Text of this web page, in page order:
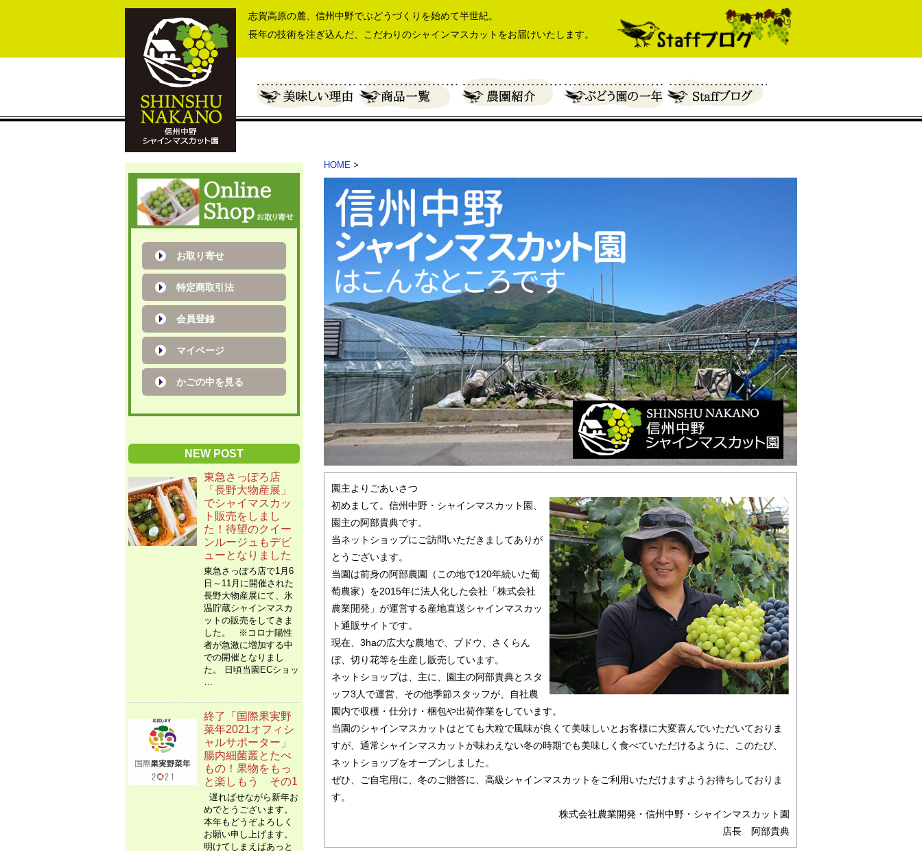
志賀高原の麓、信州中野でぶどうづくりを始めて半世紀。
長年の技術を注ぎ込んだ、こだわりのシャインマスカットをお届けいたします。
HOME >
園主よりごあいさつ
初めまして。信州中野・シャインマスカット園、
園主の阿部貴典です。
当ネットショップにご訪問いただきましてありが
とうございます。
当園は前身の阿部農園（この地で120年続いた葡
萄農家）を2015年に法人化した会社「株式会社
農業開発」が運営する産地直送シャインマスカッ
ト通販サイトです。
現在、3haの広大な農地で、ブドウ、さくらん
ぼ、切り花等を生産し販売しています。
ネットショップは、主に、園主の阿部貴典とスタ
ッフ3人で運営、その他季節スタッフが、自社農
園内で収穫・仕分け・梱包や出荷作業をしています。
当園のシャインマスカットはとても大粒で風味が良くて美味しいとお客様に大変喜んでいただいておりま
すが、通常シャインマスカットが味わえない冬の時期でも美味しく食べていただけるように、このたび、
ネットショップをオープンしました。
ぜひ、ご自宅用に、冬のご贈答に、高級シャインマスカットをご利用いただけますようお待ちしておりま
す。
株式会社農業開発・信州中野・シャインマスカット園
店長 阿部貴典
お取り寄せ
特定商取引法
会員登録
マイページ
かごの中を見る
NEW POST
東急さっぽろ店
「長野大物産展」
でシャイマスカッ
ト販売をしまし
た！待望のクイー
ンルージュもデビ
ューとなりました
東急さっぽろ店で1月6
日～11月に開催された
長野大物産展にて、氷
温貯蔵シャインマスカ
ットの販売をしてきま
した。 ※コロナ陽性
者が急激に増加する中
での開催となりまし
た。 日頃当園ECショッ
…
終了「国際果実野
菜年2021オフィシ
ャルサポーター」
腸内細菌叢とたべ
もの！果物をもっ
と楽しもう その1
遅ればせながら新年お
めでとうございます。
本年もどうぞよろしく
お願い申し上げます。
明けてしまえばあっと